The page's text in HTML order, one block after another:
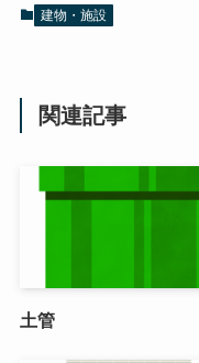
建物・施設
関連記事
土管